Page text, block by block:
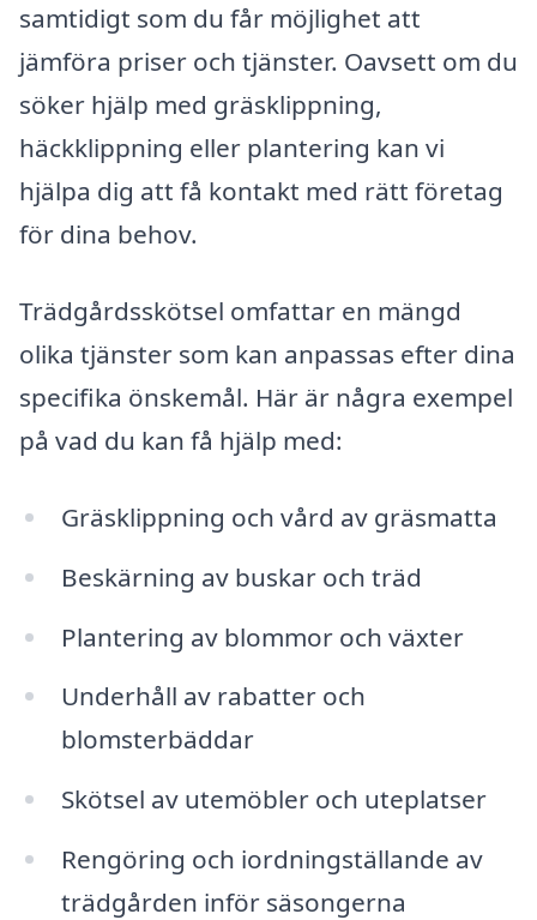
samtidigt som du får möjlighet att
jämföra priser och tjänster. Oavsett om du
söker hjälp med gräsklippning,
häckklippning eller plantering kan vi
hjälpa dig att få kontakt med rätt företag
för dina behov.
Trädgårdsskötsel omfattar en mängd
olika tjänster som kan anpassas efter dina
specifika önskemål. Här är några exempel
på vad du kan få hjälp med:
Gräsklippning och vård av gräsmatta
Beskärning av buskar och träd
Plantering av blommor och växter
Underhåll av rabatter och
blomsterbäddar
Skötsel av utemöbler och uteplatser
Rengöring och iordningställande av
trädgården inför säsongerna